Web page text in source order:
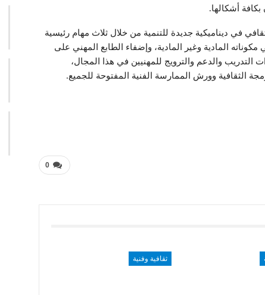
أشكالها.
في ديناميكية جديدة للتنمية من خلال ثلاث مهام رئيسية
المادية وغير المادية، وإضفاء الطابع المهني على
التدريب والدعم والترويج للمهنيين في هذا المجال،
الثقافية وورش الممارسة الفنية المفتوحة للجميع.
0
ثقافية وفنية